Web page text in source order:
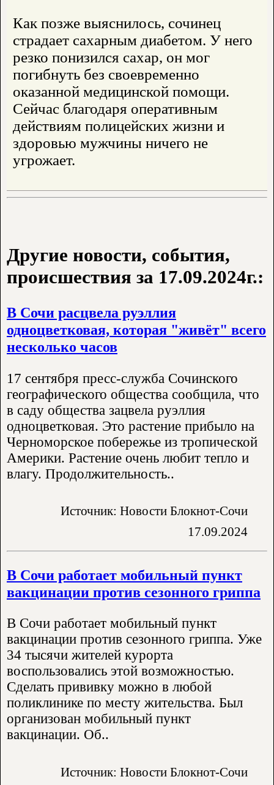
Как позже выяснилось, сочинец
страдает сахарным диабетом. У него
резко понизился сахар, он мог
погибнуть без своевременно
оказанной медицинской помощи.
Сейчас благодаря оперативным
действиям полицейских жизни и
здоровью мужчины ничего не
угрожает.
Другие новости, события,
происшествия за 17.09.2024г.:
В Сочи расцвела руэллия
одноцветковая, которая "живёт" всего
несколько часов
17 сентября пресс-служба Сочинского
географического общества сообщила, что
в саду общества зацвела руэллия
одноцветковая. Это растение прибыло на
Черноморское побережье из тропической
Америки. Растение очень любит тепло и
влагу. Продолжительность..
Источник: Новости Блокнот-Сочи
17.09.2024
В Сочи работает мобильный пункт
вакцинации против сезонного гриппа
В Сочи работает мобильный пункт
вакцинации против сезонного гриппа. Уже
34 тысячи жителей курорта
воспользовались этой возможностью.
Сделать прививку можно в любой
поликлинике по месту жительства. Был
организован мобильный пункт
вакцинации. Об..
Источник: Новости Блокнот-Сочи